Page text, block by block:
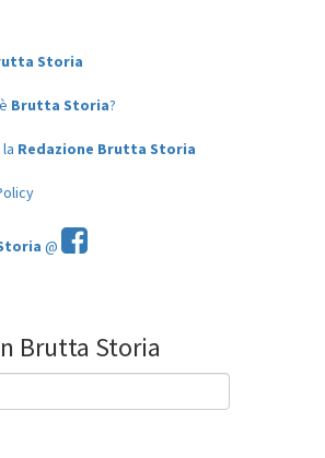
Storia
Brutta Storia?
Redazione Brutta Storia
@
Brutta Storia